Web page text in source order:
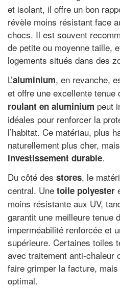
et isolant, il offre un bon
révèle moins résistant face
chocs. Il est souvent
de petite ou moyenne taille,
logements situés dans des
L’aluminium, en revanche,
et offre une excellente tenue
roulant en aluminium peut
idéales pour renforcer la
l’habitat. Ce matériau, plus
naturellement plus cher,
investissement durable.
Du côté des stores, le
central. Une toile polyester
moins résistante aux UV,
garantit une meilleure tenue
imperméabilité renforcée et
supérieure. Certaines toiles
avec traitement anti-chaleur
faire grimper la facture,
optimal.